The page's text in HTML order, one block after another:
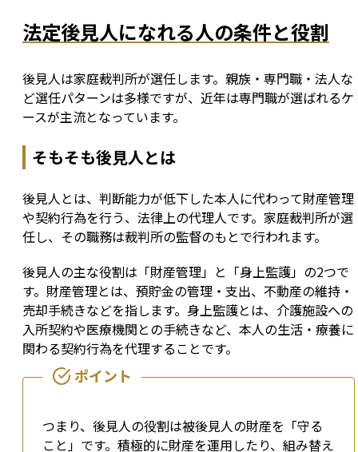
法定後見人になれる人の条件と役割
後見人は家庭裁判所が選任します。親族・専門職・法人な
ど選任パターンは多様ですが、近年は専門職が選ばれるケ
ースが主流となっています。
そもそも後見人とは
後見人とは、判断能力が低下した本人に代わって財産管理
や契約行為を行う、法律上の代理人です。家庭裁判所が選
任し、その職務は裁判所の監督のもとで行われます。
後見人の主な役割は「財産管理」と「身上監護」の2つで
す。財産管理とは、預貯金の管理・支出、不動産の維持・
売却手続きなどを指します。身上監護とは、介護施設への
入所契約や医療機関との手続きなど、本人の生活・療養に
関わる契約行為を代理することです。
つまり、後見人の役割は被後見人の財産を「守る
こと」です。積極的に財産を運用したり、組み替え